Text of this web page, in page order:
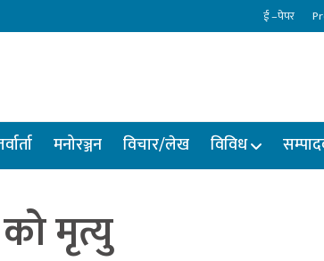
ई –पेपर
मनोरञ्जन विचार/लेख विविध
मृत्यु